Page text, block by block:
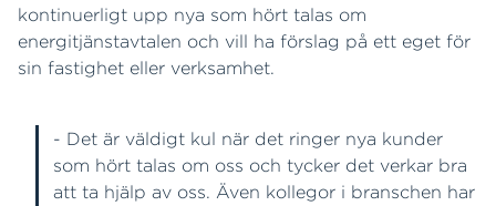
kontinuerligt upp nya som hört talas om
energitjänstavtalen och vill ha förslag på ett eget för
sin fastighet eller verksamhet.
- Det är väldigt kul när det ringer nya kunder
som hört talas om oss och tycker det verkar bra
att ta hjälp av oss. Även kollegor i branschen har